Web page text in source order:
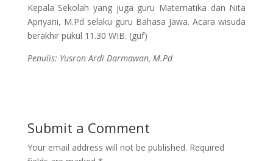
Kepala Sekolah yang juga guru Matematika dan Nita
Apriyani, M.Pd selaku guru Bahasa Jawa. Acara wisuda
berakhir pukul 11.30 WIB. (guf)
Penulis: Yusron Ardi Darmawan, M.Pd
Submit a Comment
Your email address will not be published. Required